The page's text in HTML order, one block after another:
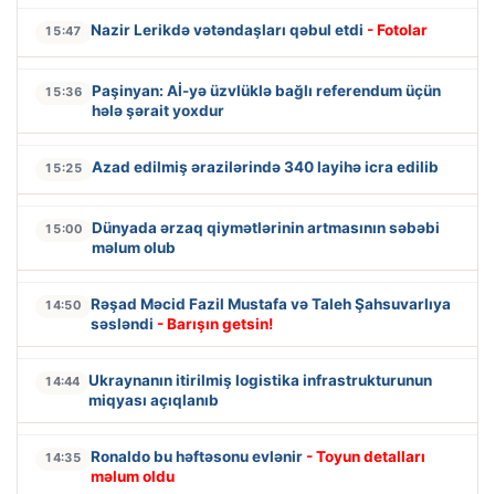
15:47 Nazir Lerikdə vətəndaşları qəbul etdi - Fotolar
15:36
Paşinyan: Aİ-yə üzvlüklə bağlı referendum üçün
hələ şərait yoxdur
15:25 Azad edilmiş ərazilərində 340 layihə icra edilib
15:00
Dünyada ərzaq qiymətlərinin artmasının səbəbi
məlum olub
14:50
Rəşad Məcid Fazil Mustafa və Taleh Şahsuvarlıya
səsləndi - Barışın getsin!
14:44 Ukraynanın itirilmiş logistika infrastrukturunun
miqyası açıqlanıb
14:35 Ronaldo bu həftəsonu evlənir - Toyun detalları
məlum oldu